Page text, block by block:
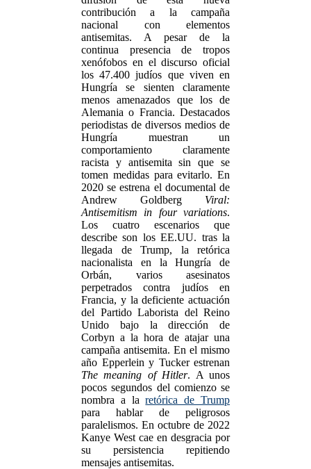
contribución a la campaña
nacional con elementos
antisemitas. A pesar de la
continua presencia de tropos
xenófobos en el discurso oficial
los 47.400 judíos que viven en
Hungría se sienten claramente
menos amenazados que los de
Alemania o Francia. Destacados
periodistas de diversos medios de
Hungría muestran un
comportamiento claramente
racista y antisemita sin que se
tomen medidas para evitarlo. En
2020 se estrena el documental de
Andrew Goldberg Viral:
Antisemitism in four variations.
Los cuatro escenarios que
describe son los EE.UU. tras la
llegada de Trump, la retórica
nacionalista en la Hungría de
Orbán, varios asesinatos
perpetrados contra judíos en
Francia, y la deficiente actuación
del Partido Laborista del Reino
Unido bajo la dirección de
Corbyn a la hora de atajar una
campaña antisemita. En el mismo
año Epperlein y Tucker estrenan
The meaning of Hitler. A unos
pocos segundos del comienzo se
nombra a laretórica de Trump
para hablar de peligrosos
paralelismos. En octubre de 2022
Kanye West cae en desgracia por
su persistencia repitiendo
mensajes antisemitas.